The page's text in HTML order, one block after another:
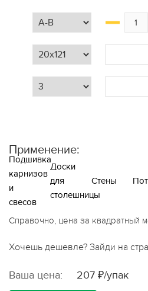
Применение:
Подшивка
карнизов
и
свесов
Доски
для
столешницы
Стены
Справочно, цена за квадратный
Хочешь дешевле? Зайди на
Ваша цена: 207 ₽/упак